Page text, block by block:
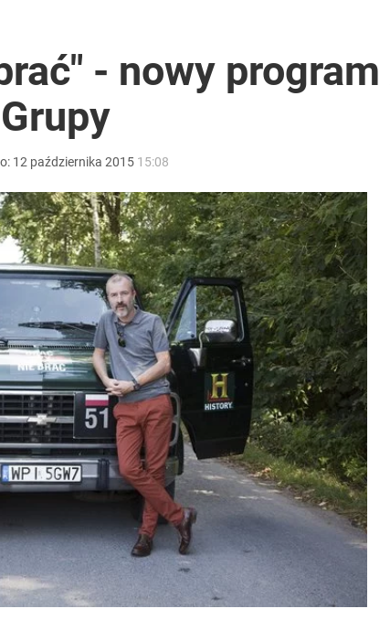
- nowy
12 października 2015 15:08